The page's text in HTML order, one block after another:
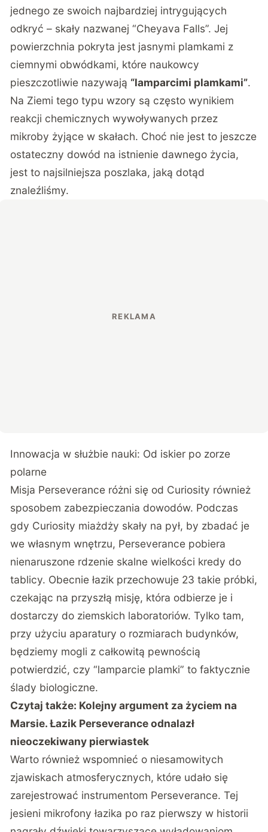
jednego ze swoich najbardziej intrygujących
odkryć – skały nazwanej “Cheyava Falls”. Jej
powierzchnia pokryta jest jasnymi plamkami z
ciemnymi obwódkami, które naukowcy
pieszczotliwie nazywają “lamparcimi plamkami”.
Na Ziemi tego typu wzory są często wynikiem
reakcji chemicznych wywoływanych przez
mikroby żyjące w skałach. Choć nie jest to jeszcze
ostateczny dowód na istnienie dawnego życia,
jest to najsilniejsza poszlaka, jaką dotąd
znaleźliśmy.
Innowacja w służbie nauki: Od iskier po zorze
polarne
Misja Perseverance różni się od Curiosity również
sposobem zabezpieczania dowodów. Podczas
gdy Curiosity miażdży skały na pył, by zbadać je
we własnym wnętrzu, Perseverance pobiera
nienaruszone rdzenie skalne wielkości kredy do
tablicy. Obecnie łazik przechowuje 23 takie próbki,
czekając na przyszłą misję, która odbierze je i
dostarczy do ziemskich laboratoriów. Tylko tam,
przy użyciu aparatury o rozmiarach budynków,
będziemy mogli z całkowitą pewnością
potwierdzić, czy “lamparcie plamki” to faktycznie
ślady biologiczne.
Czytaj także: Kolejny argument za życiem na
Marsie. Łazik Perseverance odnalazł
nieoczekiwany pierwiastek
Warto również wspomnieć o niesamowitych
zjawiskach atmosferycznych, które udało się
zarejestrować instrumentom Perseverance. Tej
jesieni mikrofony łazika po raz pierwszy w historii